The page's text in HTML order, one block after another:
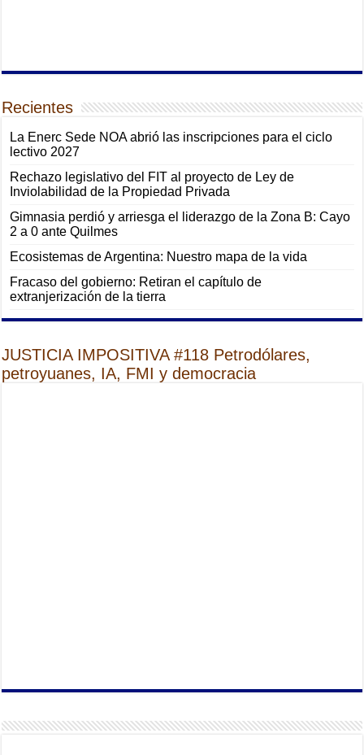
Recientes
La Enerc Sede NOA abrió las inscripciones para el ciclo
lectivo 2027
Rechazo legislativo del FIT al proyecto de Ley de
Inviolabilidad de la Propiedad Privada
Gimnasia perdió y arriesga el liderazgo de la Zona B: Cayo
2 a 0 ante Quilmes
Ecosistemas de Argentina: Nuestro mapa de la vida
Fracaso del gobierno: Retiran el capítulo de
extranjerización de la tierra
JUSTICIA IMPOSITIVA #118 Petrodólares,
petroyuanes, IA, FMI y democracia